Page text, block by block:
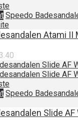
Speedo
Atami II
Speedo
Slide